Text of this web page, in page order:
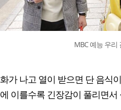
MBC 예능 우리
화가 나고 열이 받으면 단 음식
에 이를수록 긴장감이 풀리면서